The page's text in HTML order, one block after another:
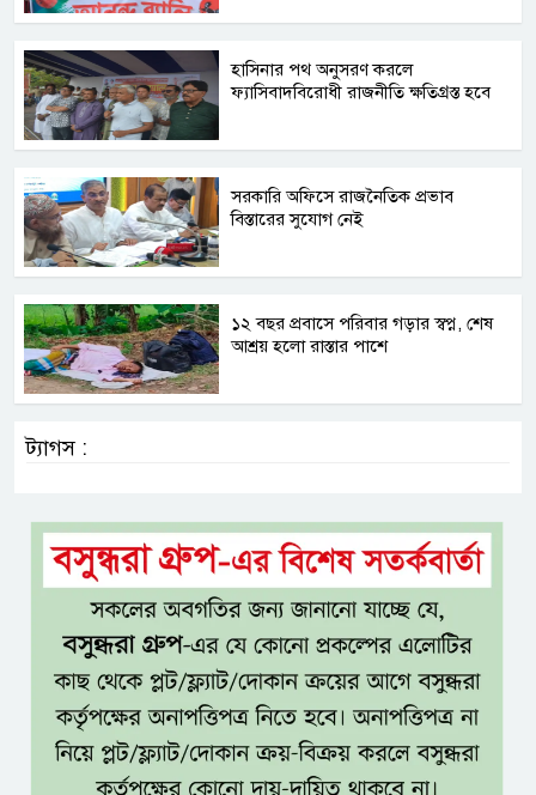
হাসিনার পথ অনুসরণ করলে
ফ্যাসিবাদবিরোধী রাজনীতি ক্ষতিগ্রস্ত হবে
সরকারি অফিসে রাজনৈতিক প্রভাব
বিস্তারের সুযোগ নেই
১২ বছর প্রবাসে পরিবার গড়ার স্বপ্ন, শেষ
আশ্রয় হলো রাস্তার পাশে
ট্যাগস :